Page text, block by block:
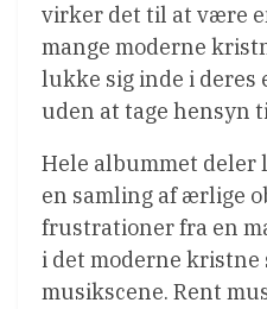
virker det til at være
mange moderne
lukke sig inde i
uden at tage hensyn
Hele albummet
en samling af ærlige
frustrationer fra en
i det moderne kristne
musikscene. Rent